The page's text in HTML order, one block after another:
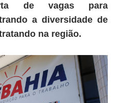
de vagas para
a diversidade de
na região.